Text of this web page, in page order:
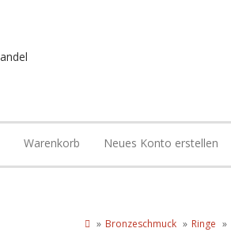
Warenkorb Neues Konto erstellen
Bronzeschmuck Ringe